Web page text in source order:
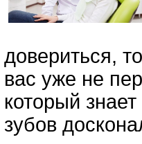
довериться,
вас уже не
который
зубов